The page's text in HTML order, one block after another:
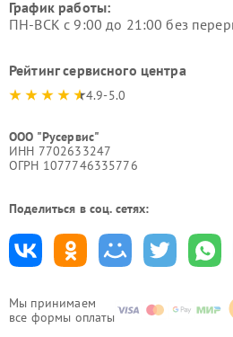
Мы принимаем
все формы оплаты
График работы:
ПН-ВСК с 9:00 до 21:00 без
Рейтинг сервисного центра
4.9-5.0
ООО "Русервис"
ИНН 7702633247
ОГРН 1077746335776
Поделиться в соц. сетях: